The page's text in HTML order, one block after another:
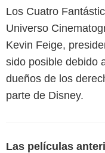
Los Cuatro
Universo
Kevin Feige,
sido posible debido
dueños de los
parte de Disney.
Las películas